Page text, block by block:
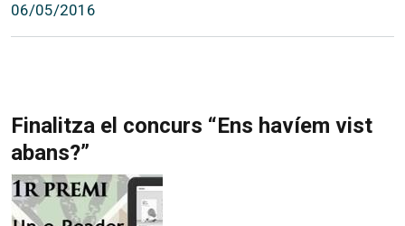
06/05/2016
Finalitza el concurs “Ens havíem vist
abans?”